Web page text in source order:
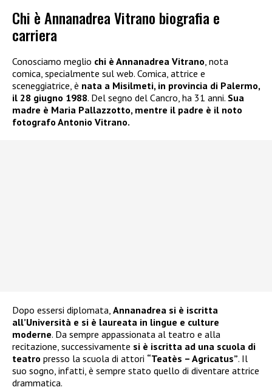
Chi è Annanadrea Vitrano biografia e
carriera
Conosciamo meglio chi è Annanadrea Vitrano, nota
comica, specialmente sul web. Comica, attrice e
sceneggiatrice, è nata a Misilmeti, in provincia di Palermo,
il 28 giugno 1988. Del segno del Cancro, ha 31 anni. Sua
madre è Maria Pallazzotto, mentre il padre è il noto
fotografo Antonio Vitrano.
Dopo essersi diplomata, Annanadrea si è iscritta
all’Università e si è laureata in lingue e culture
moderne. Da sempre appassionata al teatro e alla
recitazione, successivamente si è iscritta ad una scuola di
teatro presso la scuola di attori “Teatès – Agricatus”. Il
suo sogno, infatti, è sempre stato quello di diventare attrice
drammatica.